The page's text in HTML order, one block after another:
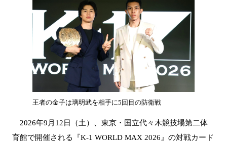
王者の金子は璃明武を相手に5回目の防衛戦
2026年9月12日（土）、東京・国立代々木競技場第二体
育館で開催される『K-1 WORLD MAX 2026』の対戦カード